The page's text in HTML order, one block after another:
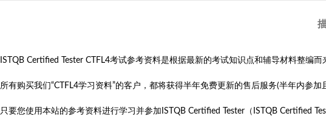
ISTQB Certified Tester CTFL4考试参考资料是根据最新的考试知识点和辅导材料整编
所有购买我们“CTFL4学习资料”的客户，都将获得半年免费更新的售后服务(半年内参
只要您使用本站的参考资料进行学习并参加ISTQB Certified Tester（ISTQB Certified